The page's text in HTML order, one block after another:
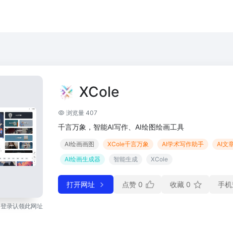
登录认领此网址
XCole
浏览量 407
千言万象，智能AI写作、AI绘图绘画工具
AI绘画画图 XCole千言万象 AI学术写作助手 AI文
AI绘画生成器
智能生成 XCole
打开网址 点赞 0 收藏 0 手